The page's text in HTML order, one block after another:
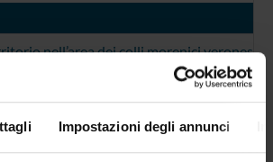
Impostazioni degli annunci
nell’area dei colli morenici veronesi